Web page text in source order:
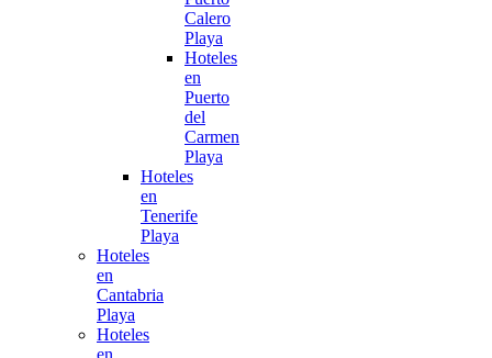
Calero
Playa
Hoteles
en
Puerto
del
Carmen
Playa
Hoteles
en
Tenerife
Playa
Hoteles
en
Cantabria
Playa
Hoteles
en